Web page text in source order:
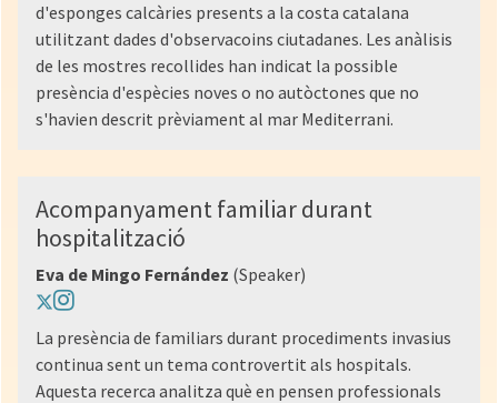
d'esponges calcàries presents a la costa catalana
utilitzant dades d'observacoins ciutadanes. Les anàlisis
de les mostres recollides han indicat la possible
presència d'espècies noves o no autòctones que no
s'havien descrit prèviament al mar Mediterrani.
Acompanyament familiar durant
hospitalització
Eva de Mingo Fernández (Speaker)
La presència de familiars durant procediments invasius
continua sent un tema controvertit als hospitals.
Aquesta recerca analitza què en pensen professionals